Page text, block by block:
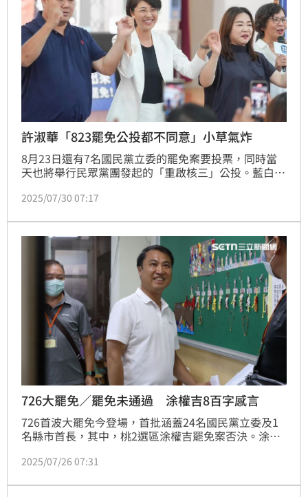
許淑華「823罷免公投都不同意」小草氣炸
8月23日還有7名國民黨立委的罷免案要投票，同時當
天也將舉行民眾黨團發起的「重啟核三」公投。藍白在
長許淑華，因為擔心選民搞不清楚怎麼投，為了保住藍
眾黨支持者不滿，小草們湧入許淑華臉書要她解釋清
楚，而南投縣府也緊急做出說明。
2025/07/30 07:17
726大罷免／罷免未通過 涂權吉8百字感言
726首波大罷免今登場，首批涵蓋24名國民黨立委及1
名縣市首長，其中，桃2選區涂權吉罷免案否決。涂權
們還是一家人！」（陳韋帆）
2025/07/26 07:31